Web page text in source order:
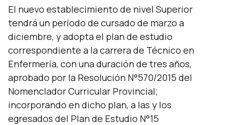
El nuevo establecimiento de nivel Superior
tendrá un período de cursado de marzo a
diciembre, y adopta el plan de estudio
correspondiente a la carrera de Técnico en
Enfermería, con una duración de tres años,
aprobado por la Resolución N°570/2015 del
Nomenclador Curricular Provincial;
incorporando en dicho plan, a las y los
egresados del Plan de Estudio N°15